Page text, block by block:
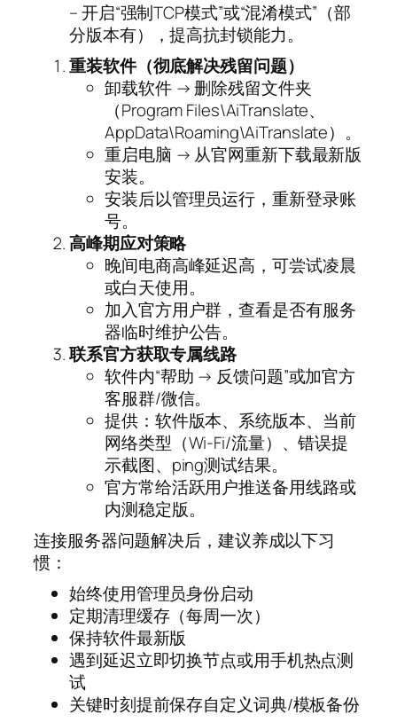
– 开启“强制TCP模式”或“混淆模式”（部
分版本有），提高抗封锁能力。
重装软件（彻底解决残留问题）
卸载软件 → 删除残留文件夹
（Program Files\AiTranslate、
AppData\Roaming\AiTranslate）。
重启电脑 → 从官网重新下载最新版
安装。
安装后以管理员运行，重新登录账
号。
高峰期应对策略
晚间电商高峰延迟高，可尝试凌晨
或白天使用。
加入官方用户群，查看是否有服务
器临时维护公告。
联系官方获取专属线路
软件内“帮助 → 反馈问题”或加官方
客服群/微信。
提供：软件版本、系统版本、当前
网络类型（Wi-Fi/流量）、错误提
示截图、ping测试结果。
官方常给活跃用户推送备用线路或
内测稳定版。
连接服务器问题解决后，建议养成以下习
惯：
始终使用管理员身份启动
定期清理缓存（每周一次）
保持软件最新版
遇到延迟立即切换节点或用手机热点测
试
关键时刻提前保存自定义词典/模板备份